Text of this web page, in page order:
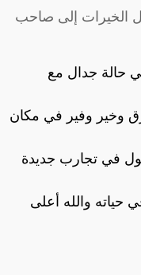
الخيرات إلى صاحب
حالة جدال مع
وخير وفير في مكان
في تجارب جديدة
حياته والله أعلى